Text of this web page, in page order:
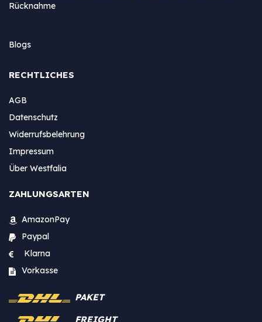
Rücknahme
Blogs
RECHTLICHES
AGB
Datenschutz
Widerrufsbelehrung
Impressum
Über Westfalia
ZAHLUNGSARTEN
AmazonPay
Paypal
Klarna
Vorkasse
PAKET
FREIGHT